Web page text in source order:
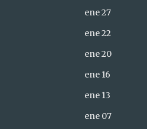
ene 27
ene 22
ene 20
ene 16
ene 13
ene 07